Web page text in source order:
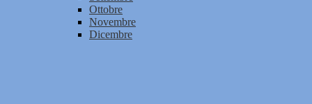
Ottobre
Novembre
Dicembre